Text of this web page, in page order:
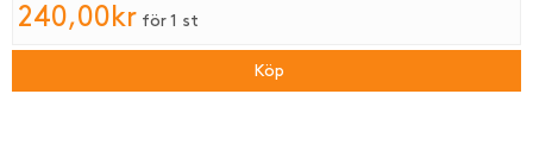
240,00kr för 1 st
Köp